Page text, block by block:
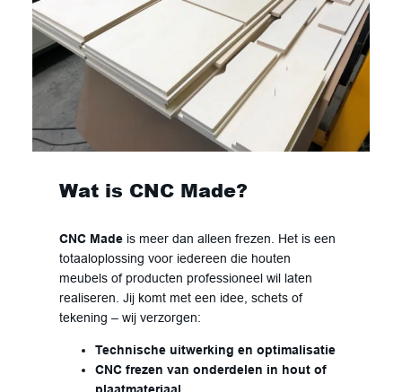
Wat is CNC Made?
CNC Made is meer dan alleen frezen. Het is een
totaaloplossing voor iedereen die houten
meubels of producten professioneel wil laten
realiseren. Jij komt met een idee, schets of
tekening – wij verzorgen:
Technische uitwerking en optimalisatie
CNC frezen van onderdelen in hout of
plaatmateriaal